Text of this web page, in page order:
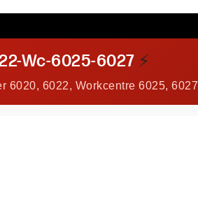
Wc-6025-6027 ⚡
6020, 6022, Workcentre 6025, 6027